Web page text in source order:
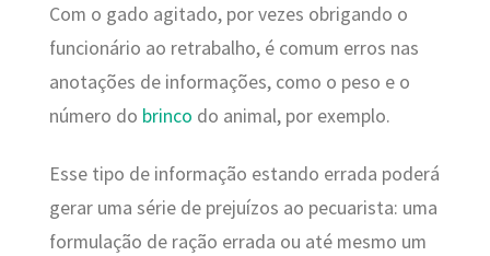
Com o gado agitado, por vezes obrigando o
funcionário ao retrabalho, é comum erros nas
anotações de informações, como o peso e o
número do brinco do animal, por exemplo.
Esse tipo de informação estando errada poderá
gerar uma série de prejuízos ao pecuarista: uma
formulação de ração errada ou até mesmo um